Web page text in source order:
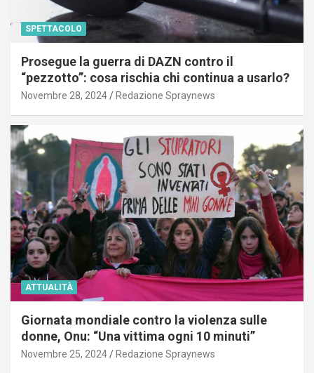
SPETTACOLO
Prosegue la guerra di DAZN contro il
“pezzotto”: cosa rischia chi continua a usarlo?
Novembre 28, 2024 Redazione Spraynews
ATTUALITÀ
Giornata mondiale contro la violenza sulle
donne, Onu: “Una vittima ogni 10 minuti”
Novembre 25, 2024 Redazione Spraynews